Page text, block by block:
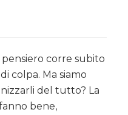
corre subito
colpa. Ma siamo
del tutto? La
bene,